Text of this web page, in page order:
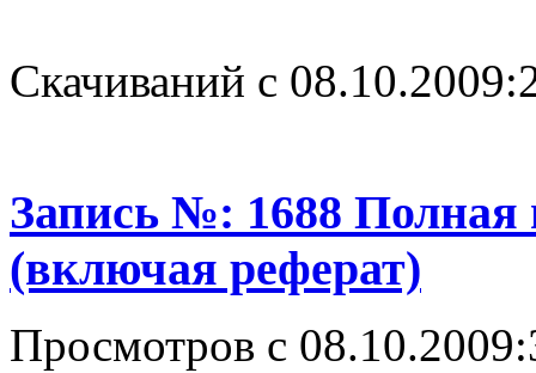
Cкачиваний с 08.10.2009:
Запись №: 1688 Полная
(включая реферат)
Просмотров с 08.10.2009: